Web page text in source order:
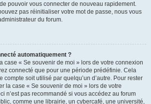
pouvoir vous connecter de nouveau rapidement.
pas réinitialiser votre mot de passe, nous vous
du forum.
automatiquement ?
case « Se souvenir de moi » lors de votre connexion
connecté que pour une période prédéfinie. Cela
compte soit utilisé par quelqu’un d’autre. Pour rester
la case « Se souvenir de moi » lors de votre
n’est pas recommandé si vous accédez au forum
comme une librairie, un cybercafé, une université,